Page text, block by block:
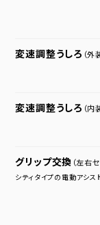
変速調整うしろ （外
変速調整うしろ （内
グリップ交換 （左右セ
シティタイプの電動アシ